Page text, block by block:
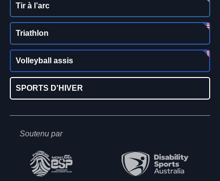
Tir à l’arc
Triathlon
Volleyball assis
SPORTS D'HIVER
Soutenu par